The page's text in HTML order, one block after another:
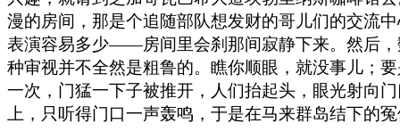
漫的房间，那是个追随部队想发财的哥儿们的交流
表演容易多少——房间里会刹那间寂静下来。然后，
种审视并不全然是粗鲁的。瞧你顺眼，就没事儿；
一次，门猛一下子被推开，人们抬起头，眼光射向
上，只听得门口一声轰鸣，于是在马来群岛结下的